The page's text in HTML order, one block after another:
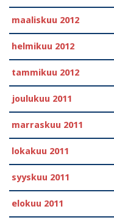
maaliskuu 2012
helmikuu 2012
tammikuu 2012
joulukuu 2011
marraskuu 2011
lokakuu 2011
syyskuu 2011
elokuu 2011